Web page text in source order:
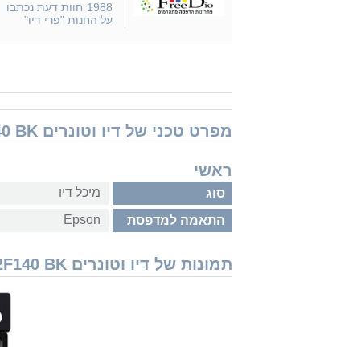
1988 חוות דעת נכתבו
על החנות "פרי דיו"
מפרט טכני של דיו וטונרים Epson T12F1 C13T12F140 BK
ראשי
סוג מיכל דיו
התאמה למדפסת Epson
תמונות של דיו וטונרים Epson T12F1 C13T12F140 BK